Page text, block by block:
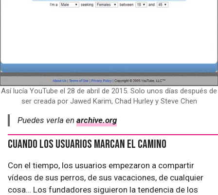
Así lucía YouTube el 28 de abril de 2015. Solo unos días después de
ser creada por Jawed Karim, Chad Hurley y Steve Chen
Puedes verla en archive.org
Cuando los usuarios marcan el camino
Con el tiempo, los usuarios empezaron a compartir
vídeos de sus perros, de sus vacaciones, de cualquier
cosa… Los fundadores siguieron la tendencia de los